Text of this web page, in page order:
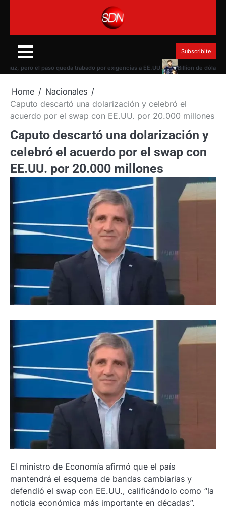
Subscribite
pero el paso queda trabado por exigencias a EE.UU. Billion de dólares de
Home
Nacionales
Caputo descartó una dolarización y celebró el
acuerdo por el swap con EE.UU. por 20.000 millones
Caputo descartó una dolarización y
celebró el acuerdo por el swap con
EE.UU. por 20.000 millones
El ministro de Economía afirmó que el país
mantendrá el esquema de bandas cambiarias y
defendió el swap con EE.UU., calificándolo como “la
noticia económica más importante en décadas”.